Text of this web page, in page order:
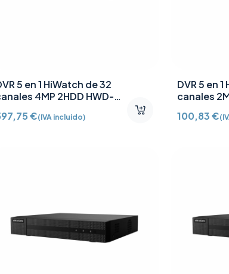
5 en 1 HiWatch de 32
4MP 2HDD HWD-
€(IVA incluido)
DVR 5 en
canales
100,83€